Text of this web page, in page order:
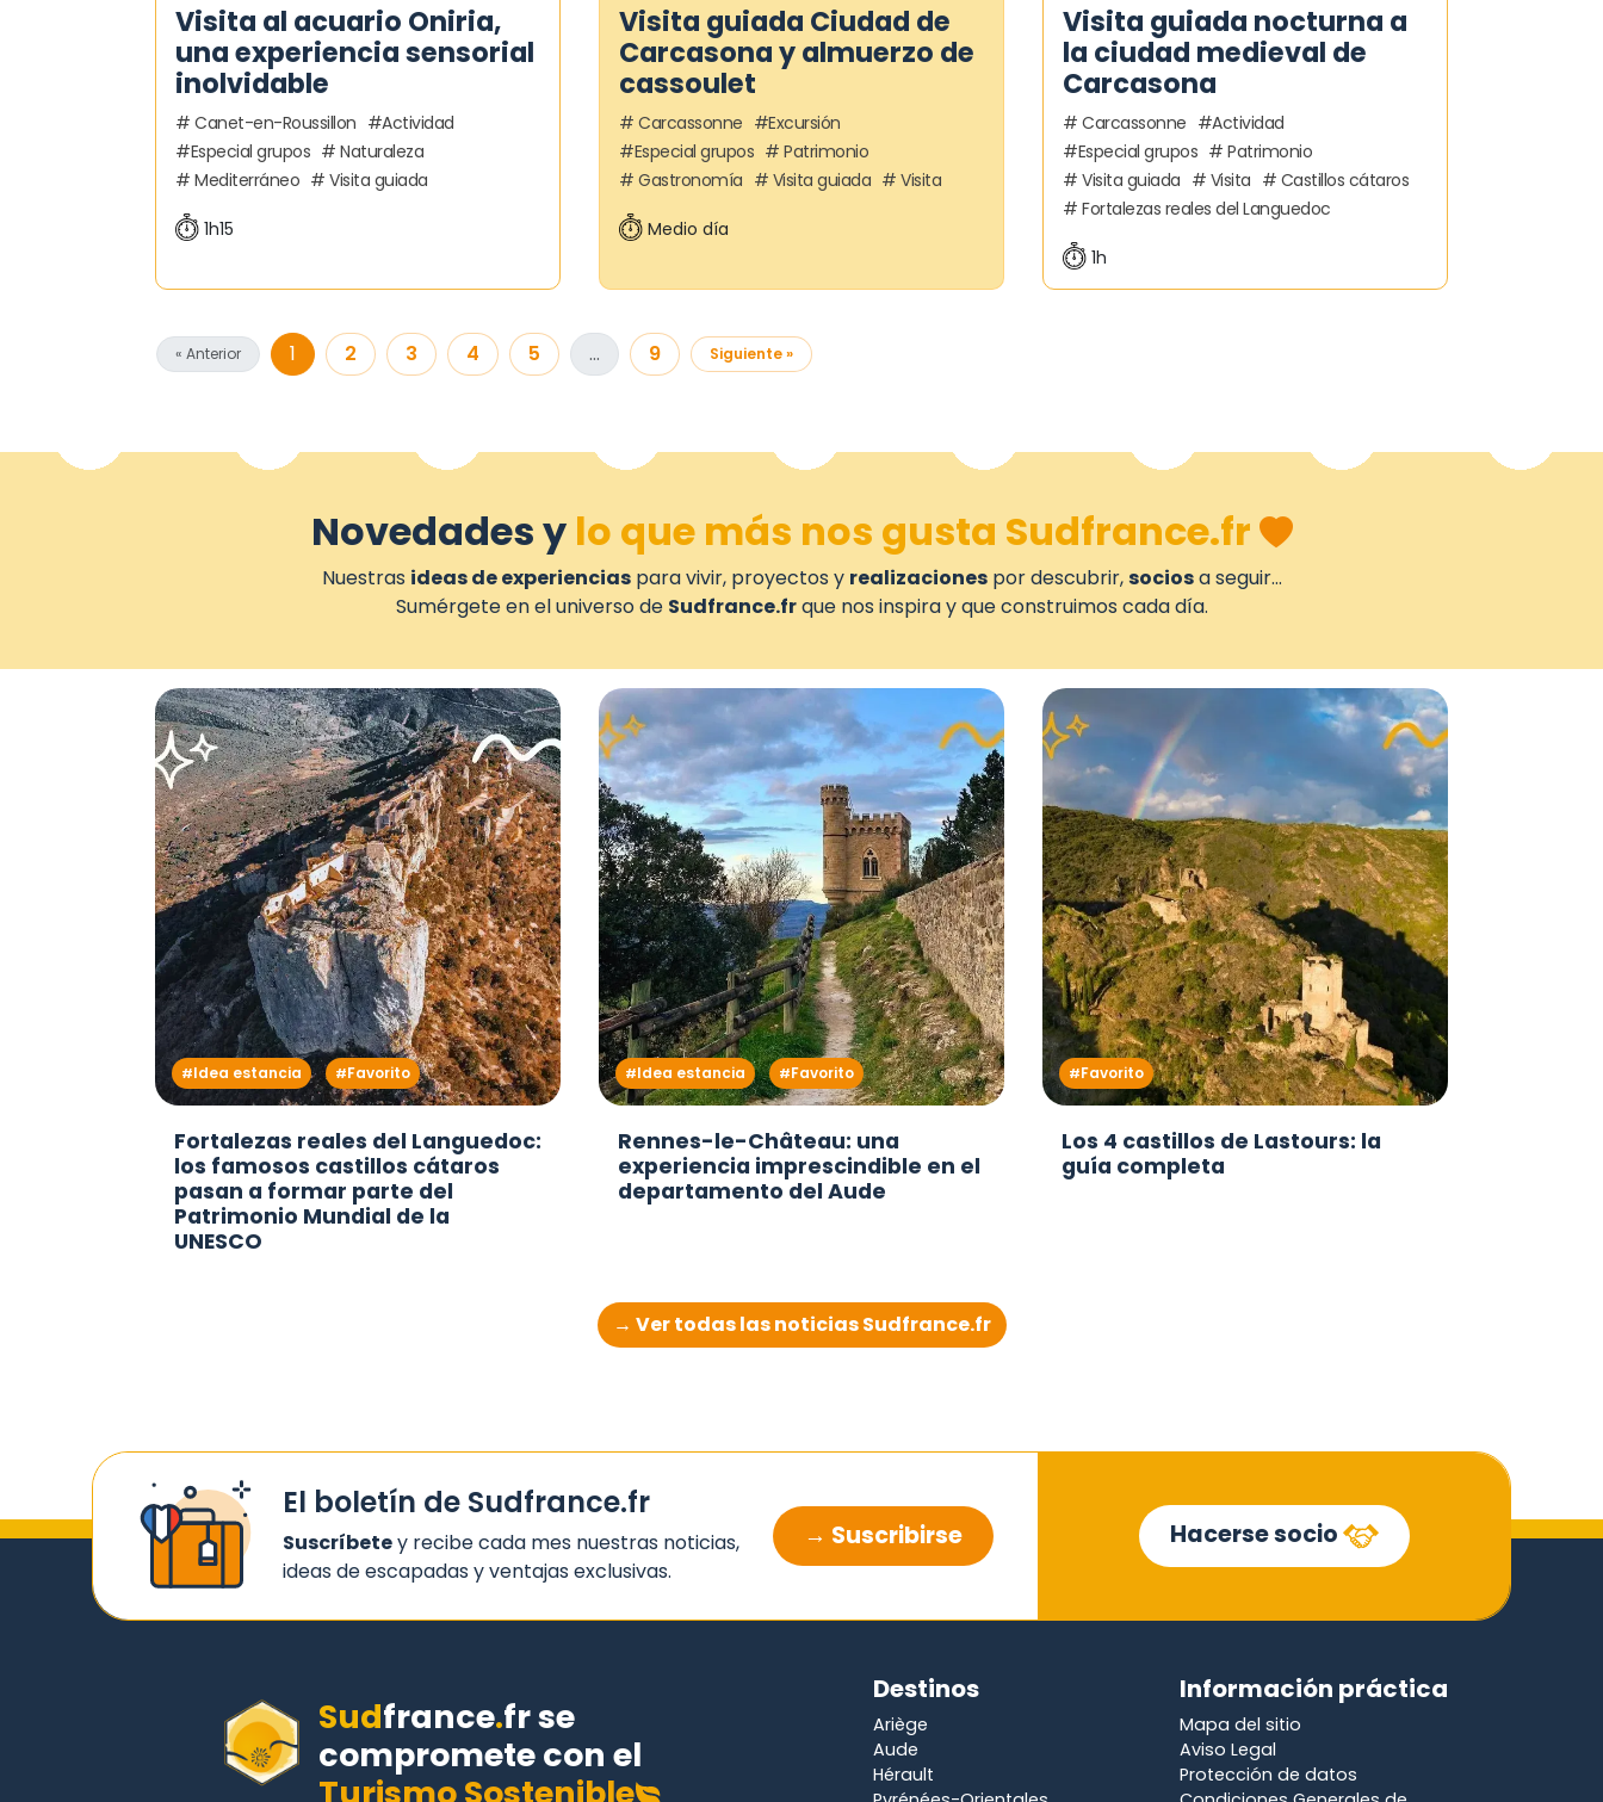
Visita al acuario Oniria,
una experiencia sensorial
inolvidable
Canet-en-Roussillon
Actividad
Especial grupos
Naturaleza
Mediterráneo
Visita guiada
1h15
Visita guiada Ciudad de
Carcasona y almuerzo de
cassoulet
Carcassonne
Excursión
Especial grupos
Patrimonio
Gastronomía
Visita guiada Visita
Medio día
Visita guiada nocturna a
la ciudad medieval de
Carcasona
Carcassonne
Actividad
Especial grupos
Patrimonio
Visita guiada
Visita
Castillos cátaros
Fortalezas reales del Languedoc
1h
« Anterior 1 2 3 4 5 … 9 Siguiente »
Novedades y lo que más nos gusta Sudfrance.fr
Nuestras ideas de experienciaspara vivir, proyectos y realizacionespor descubrir,sociosa seguir...
Sumérgete en el universo de Sudfrance.frque nos inspira y que construimos cada día.
Fortalezas reales del Languedoc:
los famosos castillos cátaros
pasan a formar parte del
Patrimonio Mundial de la
UNESCO
Idea estancia Favorito
Rennes-le-Château: una
experiencia imprescindible en el
departamento del Aude
Idea estancia Favorito
Los 4 castillos de Lastours: la
guía completa
Favorito
→ Ver todas las noticias Sudfrance.fr
El boletín de Sudfrance.fr
Suscríbetey recibe cada mes nuestras noticias,
ideas de escapadas y ventajas exclusivas.
→ Suscribirse Hacerse socio
Sudfrance.frse
compromete con el
Destinos
Ariège
Aude
Hérault
Información práctica
Mapa del sitio
Aviso Legal
Protección de datos